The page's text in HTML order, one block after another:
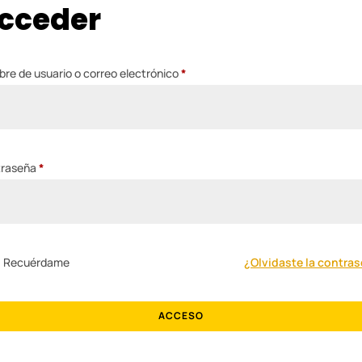
de usuario o correo electrónico*
*
Recuérdame ¿Olvidaste la
ACCESO